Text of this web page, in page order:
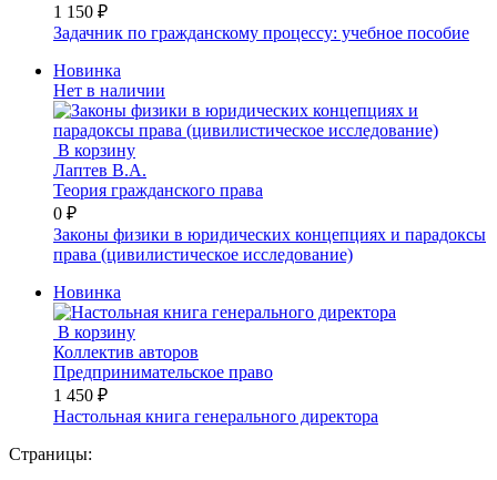
1 150 ₽
Задачник по гражданскому процессу: учебное пособие
Новинка
Нет в наличии
В корзину
Лаптев В.А.
Теория гражданского права
0 ₽
Законы физики в юридических концепциях и парадоксы
права (цивилистическое исследование)
Новинка
В корзину
Коллектив авторов
Предпринимательское право
1 450 ₽
Настольная книга генерального директора
Страницы: